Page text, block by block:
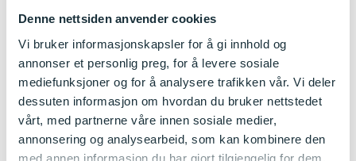
Denne nettsiden anvender cookies
Vi bruker informasjonskapsler for å gi innhold og
annonser et personlig preg, for å levere sosiale
mediefunksjoner og for å analysere trafikken vår. Vi deler
dessuten informasjon om hvordan du bruker nettstedet
vårt, med partnerne våre innen sosiale medier,
annonsering og analysearbeid, som kan kombinere den
med annen informasjon du har gjort tilgjengelig for dem,
arbeidshverdagen. Vi må skape en kultur for at det som er
bra for barna går foran alt annet, sier hun.
Selvfølelse og sosial kompetanse
Halvorsen trekker også frem norsk forskning som viser at
barn med god selvfølelse sjeldnere mobber andre barn, og
samtidig er mindre mottakelige for selv å bli mobbet.